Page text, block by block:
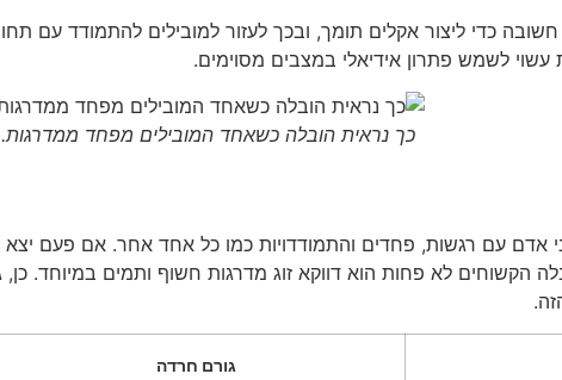
כדי ליצור אקלים תומך, ובכך לעזור למובילים להתמודד עם
לשמש פתרון אידיאלי במצבים מסוימים.
כך נראית הובלה כשאחד המובילים מפחד ממדרגות.
אדם עם רגשות, פחדים והתמודדויות כמו כל אחד אחר. אם פעם
הקשוחים לא פחות הוא דווקא זוג מדרגות חשוף ותמים במיוחד.
גורם חרדה